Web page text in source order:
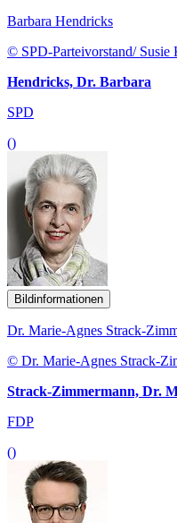
Barbara Hendricks
© SPD-Parteivorstand/ Susie
Hendricks, Dr. Barbara
SPD
()
Bildinformationen
Dr. Marie-Agnes Strack-
© Dr. Marie-Agnes Strack-
Strack-Zimmermann, Dr.
FDP
()